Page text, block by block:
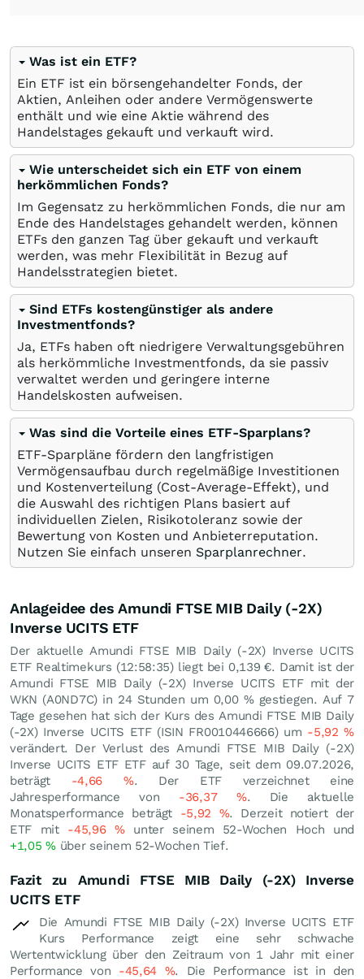
Was ist ein ETF?
Ein ETF ist ein börsengehandelter Fonds, der
Aktien, Anleihen oder andere Vermögenswerte
enthält und wie eine Aktie während des
Handelstages gekauft und verkauft wird.
Wie unterscheidet sich ein ETF von einem
herkömmlichen Fonds?
Im Gegensatz zu herkömmlichen Fonds, die nur am
Ende des Handelstages gehandelt werden, können
ETFs den ganzen Tag über gekauft und verkauft
werden, was mehr Flexibilität in Bezug auf
Handelsstrategien bietet.
Sind ETFs kostengünstiger als andere
Investmentfonds?
Ja, ETFs haben oft niedrigere Verwaltungsgebühren
als herkömmliche Investmentfonds, da sie passiv
verwaltet werden und geringere interne
Handelskosten aufweisen.
Was sind die Vorteile eines ETF-Sparplans?
ETF-Sparpläne fördern den langfristigen
Vermögensaufbau durch regelmäßige Investitionen
und Kostenverteilung (Cost-Average-Effekt), und
die Auswahl des richtigen Plans basiert auf
individuellen Zielen, Risikotoleranz sowie der
Bewertung von Kosten und Anbieterreputation.
Nutzen Sie einfach unseren Sparplanrechner.
Anlageidee des Amundi FTSE MIB Daily (-2X)
Inverse UCITS ETF
Der aktuelle Amundi FTSE MIB Daily (-2X) Inverse UCITS
ETF Realtimekurs (12:58:35) liegt bei 0,139 €. Damit ist der
Amundi FTSE MIB Daily (-2X) Inverse UCITS ETF mit der
WKN (A0ND7C) in 24 Stunden um 0,00 %gestiegen. Auf 7
Tage gesehen hat sich der Kurs des Amundi FTSE MIB Daily
(-2X) Inverse UCITS ETF (ISIN FR0010446666) um -5,92%
verändert. Der Verlust des Amundi FTSE MIB Daily (-2X)
Inverse UCITS ETF ETF auf 30 Tage, seit dem 09.07.2026,
beträgt -4,66 %. Der ETF verzeichnet eine
Jahresperformance von -36,37 %. Die aktuelle
Monatsperformance beträgt -5,92 %. Derzeit notiert der
ETF mit -45,96 %unter seinem 52-Wochen Hoch und
+1,05%über seinem 52-Wochen Tief.
Fazit zu Amundi FTSE MIB Daily (-2X) Inverse
UCITS ETF
Die Amundi FTSE MIB Daily (-2X) Inverse UCITS ETF
Kurs Performance zeigt eine sehr schwache
Wertentwicklung über den Zeitraum von 1 Jahr mit einer
Performance von -45,64 %. Die Performance ist in den